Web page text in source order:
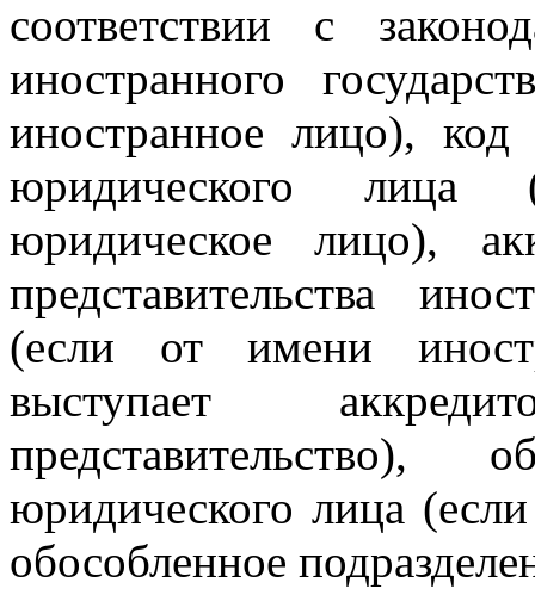
соответствии с
иностранного
иностранное лицо),
юридического лица
юридическое лицо),
представительства
(если от имени
выступает
представительство),
юридического лица
обособленное